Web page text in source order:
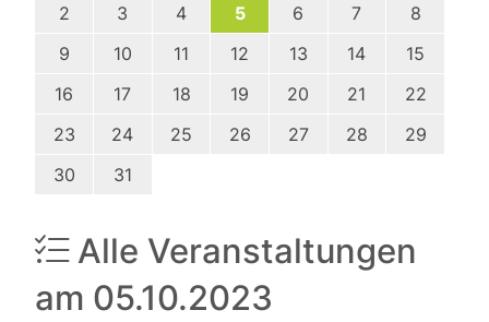
2
3 4 5 6 7
8
9
10 11 12 13 14
15
16
17 18 19 20 21
22
23
24 25 26 27 28
29
30
31
Alle Veranstaltungen
am 05.10.2023